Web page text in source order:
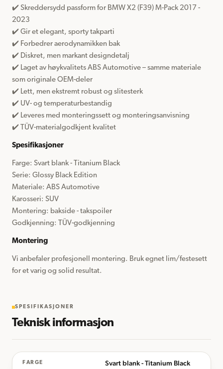
✔️ Skreddersydd passform for BMW X2 (F39) M-Pack 2017 -
2023
✔️ Gir et elegant, sporty takparti
✔️ Forbedrer aerodynamikken bak
✔️ Diskret, men markant designdetalj
✔️ Laget av høykvalitets ABS Automotive – samme materiale
som originale OEM-deler
✔️ Lett, men ekstremt robust og slitesterk
✔️ UV- og temperaturbestandig
✔️ Leveres med monteringssett og monteringsanvisning
✔️ TÜV-materialgodkjent kvalitet
Spesifikasjoner
Farge: Svart blank - Titanium Black
Serie: Glossy Black Edition
Materiale: ABS Automotive
Karosseri: SUV
Montering: bakside - takspoiler
Godkjenning: TÜV-godkjenning
Montering
Vi anbefaler profesjonell montering. Bruk egnet lim/festesett
for et varig og solid resultat.
SPESIFIKASJONER
Teknisk informasjon
FARGE Svart blank - Titanium Black